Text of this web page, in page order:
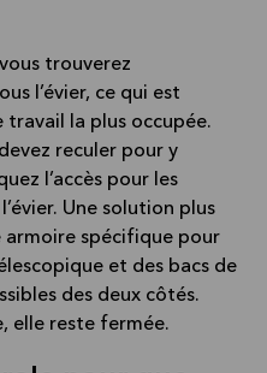
trouverez
l’évier, ce qui est
travail la plus occupée.
reculer pour y
l’accès pour les
Une solution plus
armoire spécifique pour
et des bacs de
des deux côtés.
elle reste fermée.